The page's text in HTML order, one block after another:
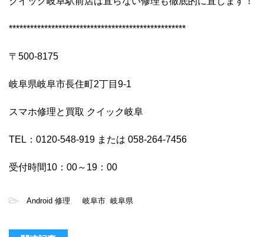
**************************************************
〒500-8175
岐阜県岐阜市長住町2丁目9-1
スマホ修理と買取 クイック岐阜
TEL：0120-548-919 または 058-264-7456
受付時間10：00～19：00
- Android 修理 岐阜市 岐阜県